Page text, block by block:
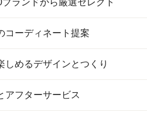
ランドから厳選セレクト
コーディネート提案
しめるデザインとつくり
アフターサービス